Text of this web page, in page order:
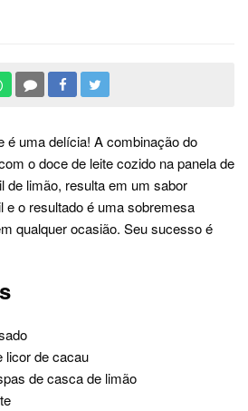
é uma delícia! A combinação do
o doce de leite cozido na panela de
de limão, resulta em um sabor
e o resultado é uma sobremesa
qualquer ocasião. Seu sucesso é
licor de cacau
de casca de limão